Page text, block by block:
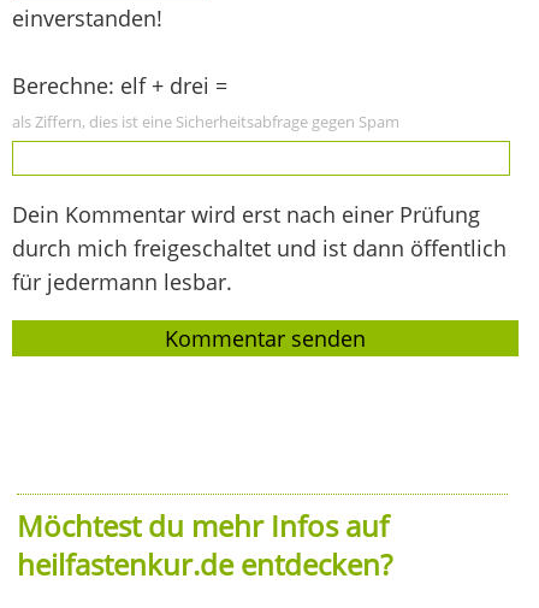
einverstanden!
Berechne: elf + drei =
als Ziffern, dies ist eine Sicherheitsabfrage gegen Spam
Dein Kommentar wird erst nach einer Prüfung
durch mich freigeschaltet und ist dann öffentlich
für jedermann lesbar.
Möchtest du mehr Infos auf
heilfastenkur.de entdecken?